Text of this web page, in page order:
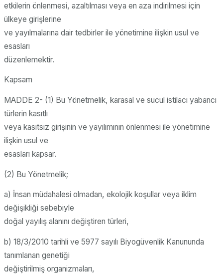
etkilerin önlenmesi, azaltılması veya en aza indirilmesi için
ülkeye girişlerine
ve yayılmalarına dair tedbirler ile yönetimine ilişkin usul ve
esasları
düzenlemektir.
Kapsam
MADDE 2- (1) Bu Yönetmelik, karasal ve sucul istilacı yabancı
türlerin kasıtlı
veya kasıtsız girişinin ve yayılımının önlenmesi ile yönetimine
ilişkin usul ve
esasları kapsar.
(2) Bu Yönetmelik;
a) İnsan müdahalesi olmadan, ekolojik koşullar veya iklim
değişikliği sebebiyle
doğal yayılış alanını değiştiren türleri,
b) 18/3/2010 tarihli ve 5977 sayılı Biyogüvenlik Kanununda
tanımlanan genetiği
değiştirilmiş organizmaları,